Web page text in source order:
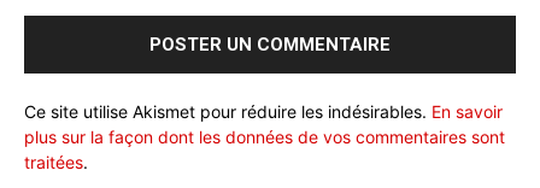
Ce site utilise Akismet pour réduire les indésirables. En savoir
plus sur la façon dont les données de vos commentaires sont
traitées.